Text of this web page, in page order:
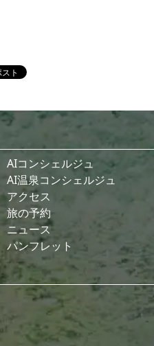
AIコンシェルジュ
AI温泉コンシェルジュ
アクセス
旅の予約
ニュース
パンフレット